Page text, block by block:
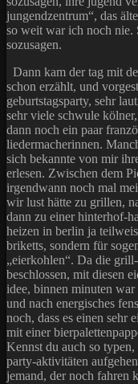
jungendzentrum“, das
so weit war ich noch nie.
sozusagen.
Dann kam der tag mit
schon erzählt, und
geburtstagsparty, sehr
sehr viele schwule
dann noch ein paar
liedermacherinnen.
sich bekannte von mir
erlesen. Zwischen dem
irgendwann noch mal
wir lust hätte zu grillen,
dann zu einer hinterhof-
heizen in berlin ja
briketts, sondern für
„eierkohlen“. Da die
beschlossen, mit diesen
idee, binnen minuten
und nach energisches
noch, dass es einen sehr
mit einer
Kennst du auch so
party-aktivitäten
jemand, der noch fahren